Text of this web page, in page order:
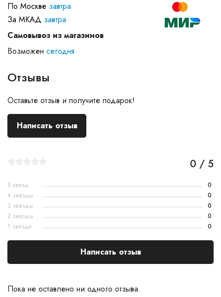
По Москве завтра
За МКАД завтра
Самовывоз из магазинов
Возможен сегодня
Отзывы
Оставьте отзыв и получите подарок!
Написать отзыв
Пока не оставлено ни одного отзыва.
0 / 5
5 звезд
0
4 звезды
0
3 звезды
0
2 звезды
0
1 звезда
0
Написать отзыв